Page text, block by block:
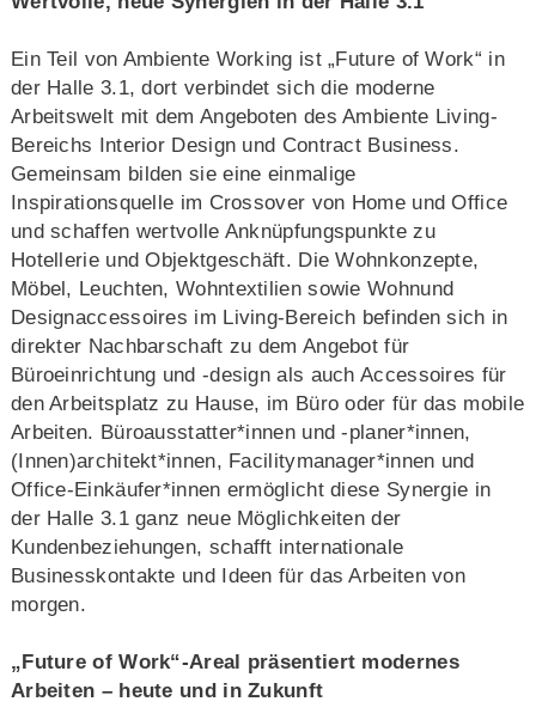
Ein Teil von Ambiente Working ist „Future of Work“ in
der Halle 3.1, dort verbindet sich die moderne
Arbeitswelt mit dem Angeboten des Ambiente Living-
Bereichs Interior Design und Contract Business.
Gemeinsam bilden sie eine einmalige
Inspirationsquelle im Crossover von Home und Office
und schaffen wertvolle Anknüpfungspunkte zu
Hotellerie und Objektgeschäft. Die Wohnkonzepte,
Möbel, Leuchten, Wohntextilien sowie Wohnund
Designaccessoires im Living-Bereich befinden sich in
direkter Nachbarschaft zu dem Angebot für
Büroeinrichtung und -design als auch Accessoires für
den Arbeitsplatz zu Hause, im Büro oder für das mobile
Arbeiten. Büroausstatter*innen und -planer*innen,
(Innen)architekt*innen, Facilitymanager*innen und
Office-Einkäufer*innen ermöglicht diese Synergie in
der Halle 3.1 ganz neue Möglichkeiten der
Kundenbeziehungen, schafft internationale
Businesskontakte und Ideen für das Arbeiten von
morgen.
„Future of Work“-Areal präsentiert modernes
Arbeiten – heute und in Zukunft